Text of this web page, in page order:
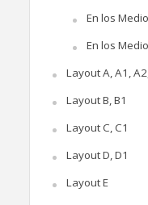
En los
En los
Layout A, A1,
Layout B, B1
Layout C, C1
Layout D, D1
Layout E